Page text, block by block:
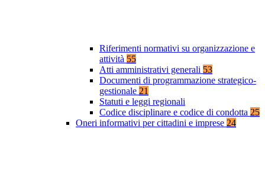
Riferimenti normativi su organizzazione e
attività 55
Atti amministrativi generali 53
Documenti di programmazione strategico-
gestionale 21
Statuti e leggi regionali
Codice disciplinare e codice di condotta 25
Oneri informativi per cittadini e imprese 24